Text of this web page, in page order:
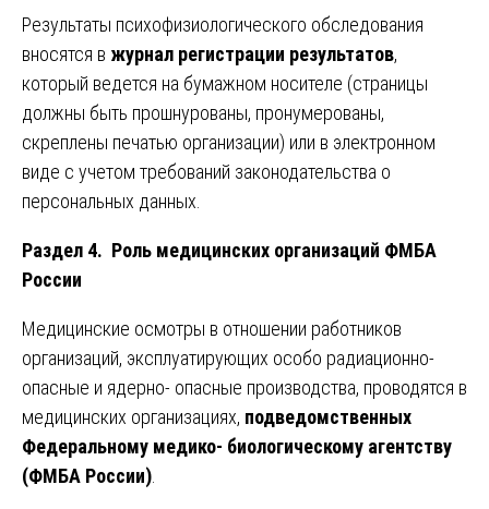
Результаты психофизиологического обследования
вносятся в журнал регистрации результатов,
который ведется на бумажном носителе (страницы
должны быть прошнурованы, пронумерованы,
скреплены печатью организации) или в электронном
виде с учетом требований законодательства о
персональных данных.
Раздел 4. Роль медицинских организаций ФМБА
России
Медицинские осмотры в отношении работников
организаций, эксплуатирующих особо радиационно-
опасные и ядерно- опасные производства, проводятся в
медицинских организациях, подведомственных
Федеральному медико- биологическому агентству
(ФМБА России)